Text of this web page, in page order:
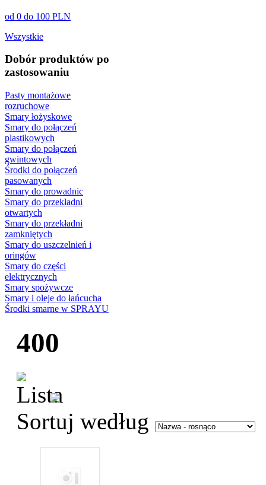
od 0 do 100 PLN
Wszystkie
Dobór produktów po
zastosowaniu
Pasty montażowe
rozruchowe
Smary łożyskowe
Smary do połączeń
plastikowych
Smary do połączeń
gwintowych
Środki do połączeń
pasowanych
Smary do prowadnic
Smary do przekładni
otwartych
Smary do przekładni
zamkniętych
Smary do uszczelnień i
oringów
Smary do części
elektrycznych
Smary spożywcze
Smary i oleje do łańcucha
Środki smarne w SPRAYU
400
Sortuj według